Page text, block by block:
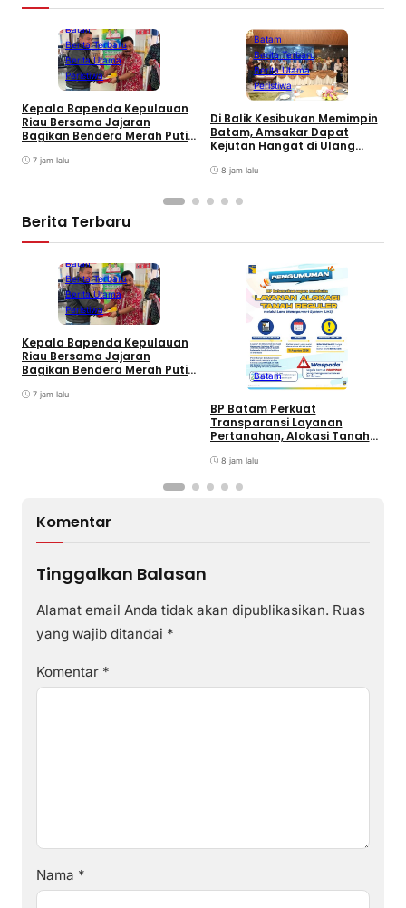
Batam
Berita Terbaru
Berita Utama
Peristiwa
Kepala Bapenda Kepulauan
Riau Bersama Jajaran
Bagikan Bendera Merah Putih
Bermotor di Kantor Samsat
7 jam lalu
Batam
Berita Terbaru
Berita Utama
Peristiwa
Di Balik Kesibukan Memimpin
Batam, Amsakar Dapat
Kejutan Hangat di Ulang
8 jam lalu
Berita Terbaru
Batam
Berita Terbaru
Berita Utama
Peristiwa
Kepala Bapenda Kepulauan
Riau Bersama Jajaran
Bagikan Bendera Merah Putih
Bermotor di Kantor Samsat
7 jam lalu
Batam
BP Batam Perkuat
Transparansi Layanan
Pertanahan, Alokasi Tanah
LMS8 jam lalu
Komentar
Tinggalkan Balasan
Alamat email Anda tidak akan dipublikasikan. Ruas
yang wajib ditandai *
Komentar *
Nama *